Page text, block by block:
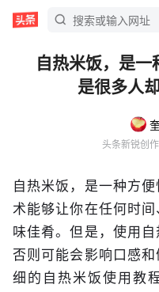
自热米饭，是
是很多人
头条新锐创
自热米饭，是一种方
术能够让你在任何时
味佳肴。但是，使用自
否则可能会影响口感
细的自热米饭使用教